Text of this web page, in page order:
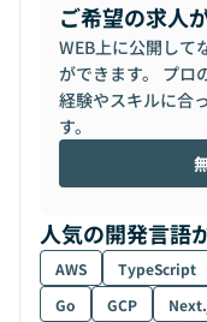
ご希望の求人
WEB上に公開して
ができます。 プロ
経験やスキルに合
す。
人気の開発言語
AWS TypeScript
Go
GCP